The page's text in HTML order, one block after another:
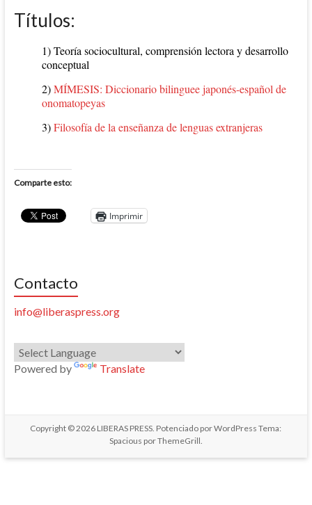
Títulos:
1) Teoría sociocultural, comprensión lectora y desarrollo
conceptual
2)MÍMESIS: Diccionario bilinguee japonés-español de
onomatopeyas
3)Filosofía de la enseñanza de lenguas extranjeras
Comparte esto:
Imprimir
Contacto
info@liberaspress.org
Powered by Translate
Copyright © 2026 LIBERAS PRESS. Potenciado porWordPress Tema:
Spacious porThemeGrill.